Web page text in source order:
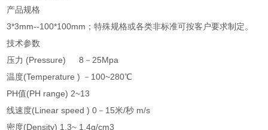
产品规格
3*3mm--100*100mm；特殊规格或各类非标准可按客户要求制定。
技术参数
压力 (Pressure) 8－25Mpa
温度(Temperature ) －100~280℃
PH值(PH range) 2~13
线速度(Linear speed ) 0－15米/秒 m/s
密度(Density) 1.3~ 1.4g/cm3